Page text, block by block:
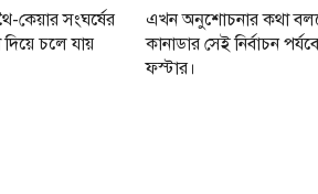
কেয়ার সংঘর্ষের
চলে যায়
এখন অনুশোচনার কথা
কানাডার সেই নির্বাচন
ফস্টার।